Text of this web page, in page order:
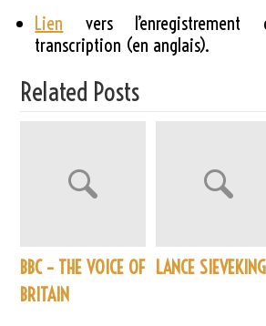
Lien vers
transcription (en anglais).
Related Posts
BBC – THE VOICE OF
BRITAIN
LANCE SIEVEKING